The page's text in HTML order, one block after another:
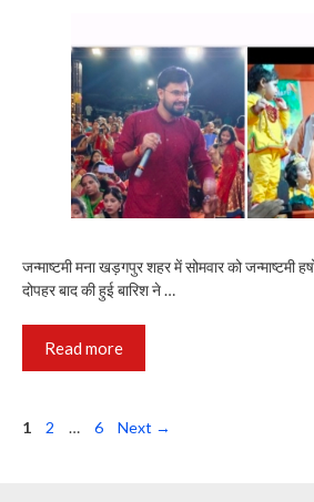
जन्माष्टमी मना खड़गपुर शहर में सोमवार को जन्माष्टमी
दोपहर बाद की हुई बारिश ने …
Read more
Page
1 Page
2 … Page
6 Next →